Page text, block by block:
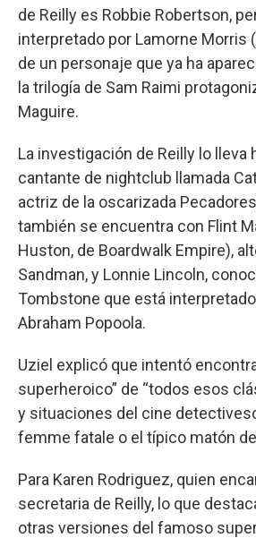
de Reilly es Robbie Robertson,
interpretado por Lamorne Morris
de un personaje que ya ha
la trilogía de Sam Raimi
Maguire.
La investigación de Reilly lo lleva
cantante de nightclub llamada
actriz de la oscarizada
también se encuentra con Flint
Huston, de Boardwalk Empire),
Sandman, y Lonnie Lincoln,
Tombstone que está
Abraham Popoola.
Uziel explicó que intentó
superheroico” de “todos esos
y situaciones del cine
femme fatale o el típico matón
Para Karen Rodriguez, quien
secretaria de Reilly, lo que
otras versiones del famoso